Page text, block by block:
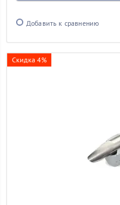
Добавить к сравнению
Скидка 4%